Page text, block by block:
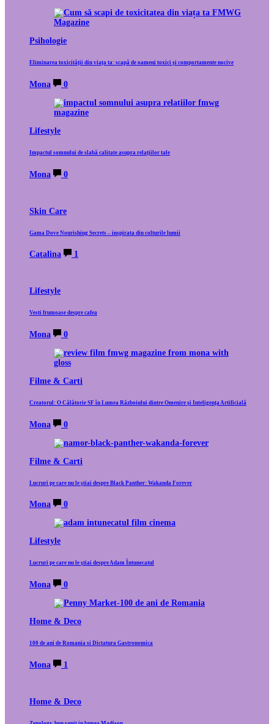
Psihologie
Eliminarea toxicității din viața ta: scapă de oameni toxici și comportamente nocive
Mona 0
Lifestyle
Impactul somnului de slabă calitate asupra relațiilor tale
Mona 0
Skin Care
Gama Dove Nourishing Secrets – inspirata din colturile lumii
Catalina 1
Lifestyle
Vesti frumoase despre cafea
Mona 0
Filme & Carti
Creatorul: O Călătorie SF în Lumea Războiului dintre Omenire și Inteligența Artificială
Mona 0
Filme & Carti
Lucruri pe care nu le știai despre Black Panther: Wakanda Forever
Mona 0
Lifestyle
Lucruri pe care nu le știai despre Adam Întunecatul
Mona 0
Home & Deco
100 de ani de Romania si Dictatura Gastronomica
Mona 1
Home & Deco